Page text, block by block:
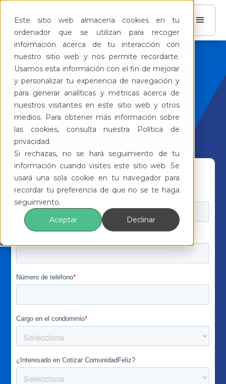
Este sitio web almacena cookies en tu
ordenador que se utilizan para recoger
información acerca de tu interacción con
nuestro sitio web y nos permite recordarte.
Usamos esta información con el fin de mejorar
y personalizar tu experiencia de navegación y
para generar analíticas y métricas acerca de
nuestros visitantes en este sitio web y otros
medios. Para obtener más información sobre
las cookies, consulta nuestra Política de
privacidad.
Si rechazas, no se hará seguimiento de tu
información cuando visites este sitio web. Se
usará una sola cookie en tu navegador para
recordar tu preferencia de que no se te haga
seguimiento.
Aceptar
Declinar
Gestión financiera para condominios en
México
¡Marca la diferencia con ComunidadFeliz!
agenda una cita
¡Prueba gratis ComunidadFeliz